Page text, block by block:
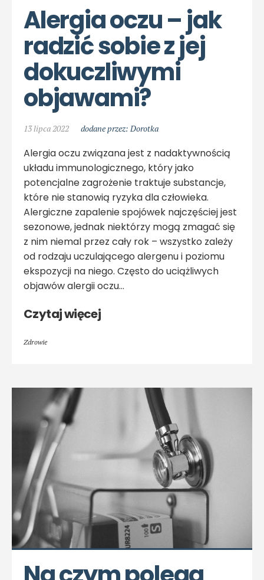
Alergia oczu – jak
radzić sobie z jej
dokuczliwymi
objawami?
13 lipca 2022 dodane przez: Dorotka
Alergia oczu związana jest z nadaktywnością
układu immunologicznego, który jako
potencjalne zagrożenie traktuje substancje,
które nie stanowią ryzyka dla człowieka.
Alergiczne zapalenie spojówek najczęściej jest
sezonowe, jednak niektórzy mogą zmagać się
z nim niemal przez cały rok – wszystko zależy
od rodzaju uczulającego alergenu i poziomu
ekspozycji na niego. Często do uciążliwych
objawów alergii oczu…
Czytaj więcej
Zdrowie